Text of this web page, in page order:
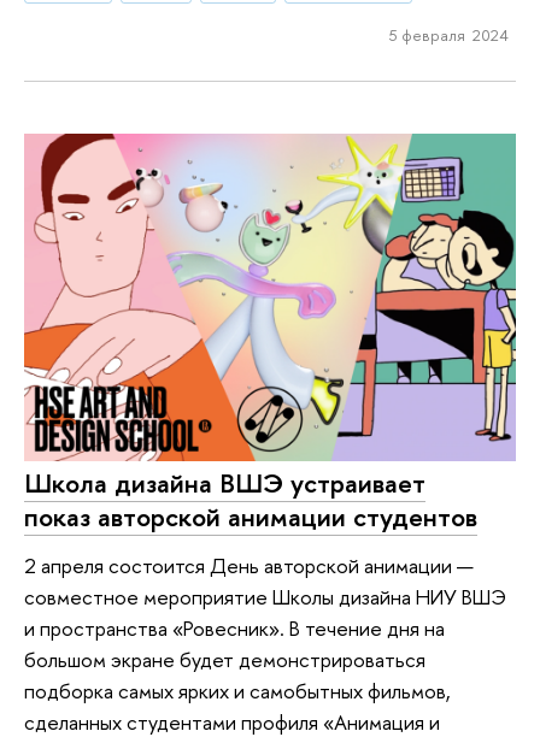
5 февраля 2024
Школа дизайна ВШЭ устраивает
показ авторской анимации студентов
2 апреля состоится День авторской анимации —
совместное мероприятие Школы дизайна НИУ ВШЭ
и пространства «Ровесник». В течение дня на
большом экране будет демонстрироваться
подборка самых ярких и самобытных фильмов,
сделанных студентами профиля «Анимация и